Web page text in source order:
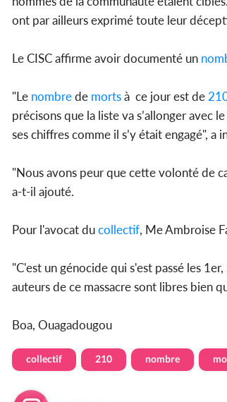
ont par ailleurs exprimé toute leur
Le CISC affirme avoir documenté un
"Le nombrede mortsà ce jour est de
précisons que la liste va s’allonger avec
ses chiffres comme il s’y était engagé",
"Nous avons peur que cette volonté de
a-t-il ajouté.
Pour l'avocat ducollectif, Me Ambroise
"C'est un génocide qui s'est passé les
auteurs de ce massacre sont libres bien
Boa, Ouagadougou
collectif 210 nombre